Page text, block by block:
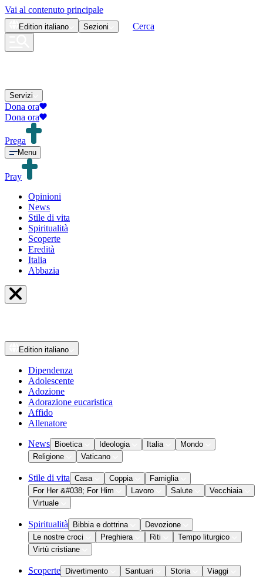
Vai al contenuto principale
Edition italiano Sezioni Cerca
Servizi
Dona ora
Dona ora
Prega
Menu
Pray
Opinioni
News
Stile di vita
Spiritualità
Scoperte
Eredità
Italia
Abbazia
Edition italiano
Dipendenza
Adolescente
Adozione
Adorazione eucaristica
Affido
Allenatore
News Bioetica Ideologia Italia
Mondo
Religione
Vaticano
Stile di vita Casa Coppia
Famiglia
For Her &#038; For Him
Lavoro Salute
Vecchiaia
Virtuale
Spiritualità Bibbia e dottrina
Devozione
Le nostre croci
Preghiera Riti
Tempo liturgico
Virtù cristiane
Scoperte Divertimento Santuari Storia Viaggi